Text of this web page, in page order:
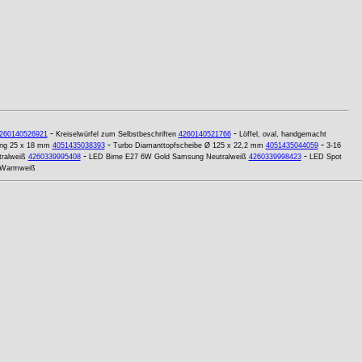
- Kreiselwürfel zum Selbstbeschriften 4260140521766- Löffel, oval, handgemacht
25 x 18 mm 4051435038393- Turbo Diamanttopfscheibe Ø 125 x 22,2 mm 4051435044059- 3-16
4260339995408- LED Birne E27 6W Gold Samsung Neutralweiß 4260339998423- LED Spot